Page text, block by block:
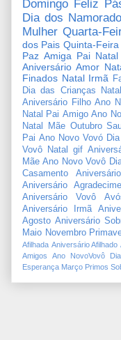
Domingo Feliz
Dia dos
Mulher Quarta-
dos Pais Quinta-Feira
Paz Amiga Pai
Aniversário Amor
Finados Natal Irmã
Dia das Crianças
Aniversário Filho Ano
Natal Pai Amigo Ano
Natal Mãe Outubro
Pai Ano Novo Vovó
Vovô
Natal gif
Mãe Ano Novo Vovô
Casamento
Aniversário
Aniversário Vovô
Aniversário Irmã
Agosto Aniversário
Maio Novembro
Afilhada Aniversário Afilhado
Amigos
Ano NovoVovô
Esperança Março Primos